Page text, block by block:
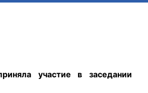
участие в заседании